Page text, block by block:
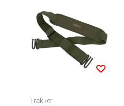
Trakker